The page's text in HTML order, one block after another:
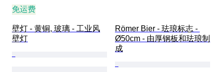
免运费
壁灯 - 黄铜, 玻璃 - 工业风
壁灯
Römer Bier - 珐琅标志 -
Ø50cm - 由厚钢板和珐琅制
成